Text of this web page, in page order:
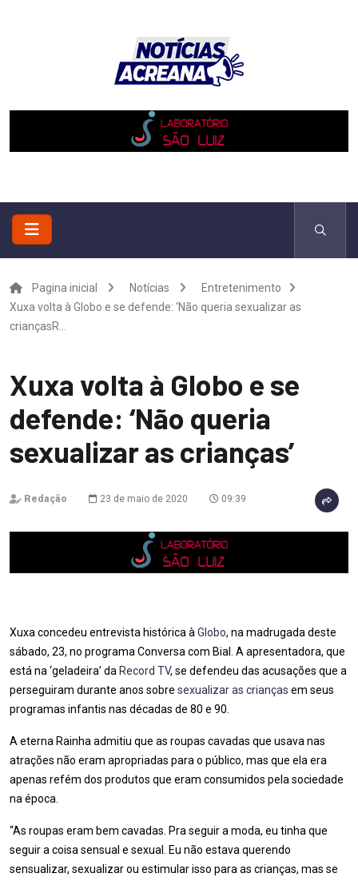
Pagina inicial Notícias
Entretenimento
Xuxa volta à Globo e se defende: ‘Não queria sexualizar as
criançasR...
Xuxa volta à Globo e se
defende: ‘Não queria
sexualizar as crianças’
Redação 23 de maio de 2020 09:39
Xuxa concedeu entrevista histórica à Globo, na madrugada deste
sábado, 23, no programa Conversa com Bial. A apresentadora, que
está na ‘geladeira’ da Record TV, se defendeu das acusações que a
perseguiram durante anos sobre sexualizar as crianças em seus
programas infantis nas décadas de 80 e 90.
A eterna Rainha admitiu que as roupas cavadas que usava nas
atrações não eram apropriadas para o público, mas que ela era
apenas refém dos produtos que eram consumidos pela sociedade
na época.
“As roupas eram bem cavadas. Pra seguir a moda, eu tinha que
seguir a coisa sensual e sexual. Eu não estava querendo
sensualizar, sexualizar ou estimular isso para as crianças, mas se